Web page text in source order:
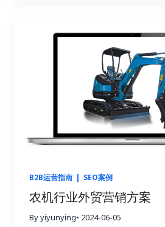
网站结构偏向产品展示 主要页面
商相关内容较少 吸引的流量多为
采购商 SEO 关键词策略不精准
主，如 “notebook supplier”、
争激烈，且容易吸引 C 端消费者
地化优化 仅有英文主站，无针对
化内容 Google 搜索排名较低，
来源不精准 目前，Main Paper
关键词 吸引流量，例如 “notebook
wholesale”、”pen supplier” 等
者多数是个人消费者或小型零售
B2B运营指南 | SEO案例
农机行业外贸营销方案
By yiyunying• 2024-06-05